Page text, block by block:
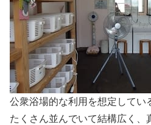
公衆浴場的な利用を想定してい
たくさん並んでいて結構広く、